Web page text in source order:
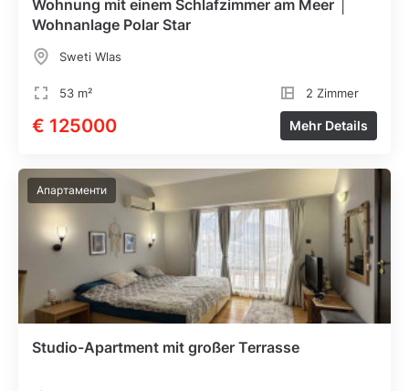
Wohnung mit einem Schlafzimmer am Meer │
Wohnanlage Polar Star
Sweti Wlas
53 m² 2 Zimmer
€ 125000 Mehr Details
Апартаменти
Studio-Apartment mit großer Terrasse